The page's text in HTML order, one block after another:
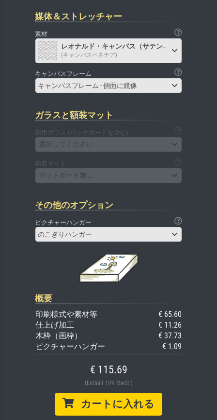
媒体＆ストレッチャー
素材
レオナルド・キャンバス（サテン）
(キャンバスベネチア)
キャンバスフレーム
キャンバスフレーム - 側面に鏡像
ガラスと額装マット
額用ガラス (バックボードを含む)
選択してください
額装マット
マットボード無し
その他のオプション
ピクチャーハンガー
のこぎりハンガー
概要
印刷様式や素材等
€ 65.60
仕上げ加工
€ 11.26
木枠（画枠）
€ 37.73
ピクチャーハンガー
€ 1.09
€ 115.69
(Enthält 19% MwSt.)
カートに入れる